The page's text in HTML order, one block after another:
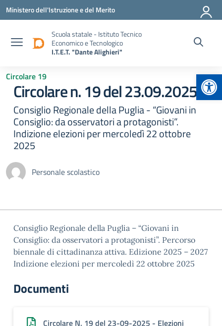
Vai ai contenuti
Vai al menu di navigazione
Vai al footer
Ministero dell'Istruzione e del Merito
Scuola statale - Istituto Tecnico
Economico e Tecnologico
I.T.E.T. "Dante Alighieri"
Circolare 19
Circolare n. 19 del 23.09.2025
Consiglio Regionale della Puglia - “Giovani in
Consiglio: da osservatori a protagonisti”.
Indizione elezioni per mercoledì 22 ottobre
2025
Personale scolastico
Consiglio Regionale della Puglia – “Giovani in
Consiglio: da osservatori a protagonisti”. Percorso
biennale di cittadinanza attiva. Edizione 2025 – 2027
Indizione elezioni per mercoledì 22 ottobre 2025
Documenti
Circolare N. 19 del 23-09-2025 - Elezioni